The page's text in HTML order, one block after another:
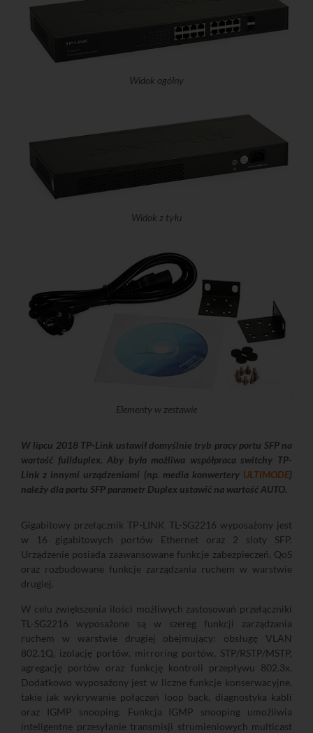
Widok ogólny
Widok z tyłu
Elementy w zestawie
W lipcu 2018 TP-Link ustawił domyślnie tryb pracy portu SFP na
wartość fullduplex. Aby była możliwa współpraca switchy TP-
Link z innymi urządzeniami (np. media konwertery ULTIMODE)
należy dla portu SFP parametr Duplex ustawić na wartość AUTO.
Gigabitowy przełącznik TP-LINK TL-SG2216 wyposażony jest
w 16 gigabitowych portów Ethernet oraz 2 sloty SFP.
Urządzenie posiada zaawansowane funkcje zabezpieczeń, QoS
oraz rozbudowane funkcje zarządzania ruchem w warstwie
drugiej.
W celu zwiększenia ilości możliwych zastosowań przełączniki
TL-SG2216 wyposażone są w szereg funkcji zarządzania
ruchem w warstwie drugiej obejmujący: obsługę VLAN
802.1Q, izolację portów, mirroring portów, STP/RSTP/MSTP,
agregację portów oraz funkcję kontroli przepływu 802.3x.
Dodatkowo wyposażony jest w liczne funkcje konserwacyjne,
takie jak wykrywanie połączeń loop back, diagnostyka kabli
oraz IGMP snooping. Funkcja IGMP snooping umożliwia
inteligentne przesyłanie transmisji strumieniowych multicast